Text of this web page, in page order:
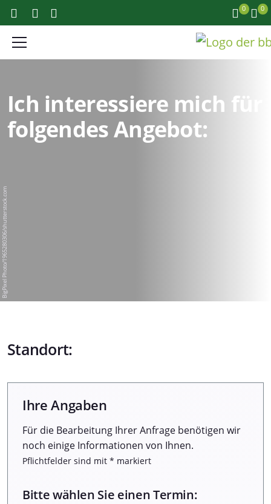
0 0
Ich interessiere mich für
folgendes Angebot:
BigPixel Photo/1965280306/shutterstock.com
Standort:
Ihre Angaben
Für die Bearbeitung Ihrer Anfrage benötigen wir
noch einige Informationen von Ihnen.
Pflichtfelder sind mit * markiert
Bitte wählen Sie einen Termin: